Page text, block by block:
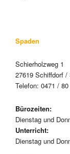
Spaden
Schierholzweg 1
27619 Schiffdorf /
Telefon: 0471 / 80
Bürozeiten:
Dienstag und
Unterricht:
Dienstag und